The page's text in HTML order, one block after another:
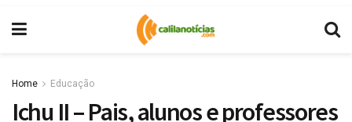
Home Educação
Ichu II – Pais, alunos e professores